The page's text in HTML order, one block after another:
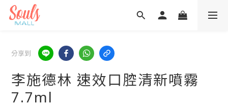
分享到
李施德林 速效口腔清新噴霧
7.7ml